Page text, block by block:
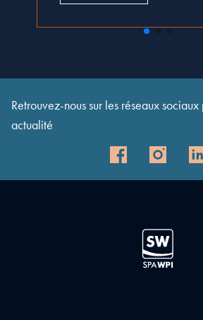
Retrouvez-nous sur les réseaux
actualité